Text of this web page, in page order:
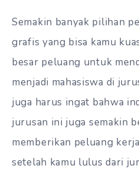
Semakin banyak pilihan
grafis yang bisa kamu
besar peluang untuk
menjadi mahasiswa di
juga harus ingat bahwa
jurusan ini juga semakin
memberikan peluang
setelah kamu lulus dari